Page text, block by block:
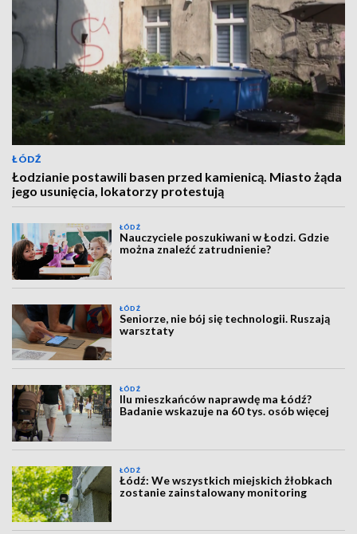
ŁÓDŹ
Łodzianie postawili basen przed kamienicą. Miasto żąda
jego usunięcia, lokatorzy protestują
ŁÓDŹ
Nauczyciele poszukiwani w Łodzi. Gdzie
można znaleźć zatrudnienie?
ŁÓDŹ
Seniorze, nie bój się technologii. Ruszają
warsztaty
ŁÓDŹ
Ilu mieszkańców naprawdę ma Łódź?
Badanie wskazuje na 60 tys. osób więcej
ŁÓDŹ
Łódź: We wszystkich miejskich żłobkach
zostanie zainstalowany monitoring